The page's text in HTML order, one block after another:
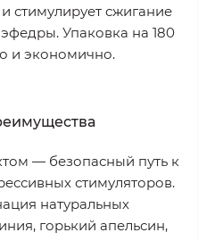
стимулирует сжигание
Упаковка на 180
и экономично.
— безопасный путь к
стимуляторов.
натуральных
горький апельсин,